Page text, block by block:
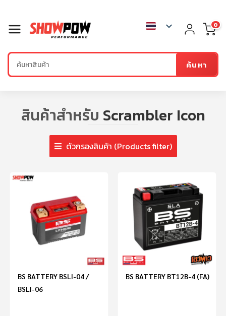
ค้นหา
0
สินค้าสำหรับ Scrambler Icon
ตัวกรองสินค้า (Products filter)
BS BATTERY BSLI-04 /
BSLI-06
BS BATTERY BT12B-4 (FA)